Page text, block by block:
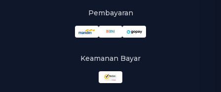
Pembayaran
Keamanan Bayar